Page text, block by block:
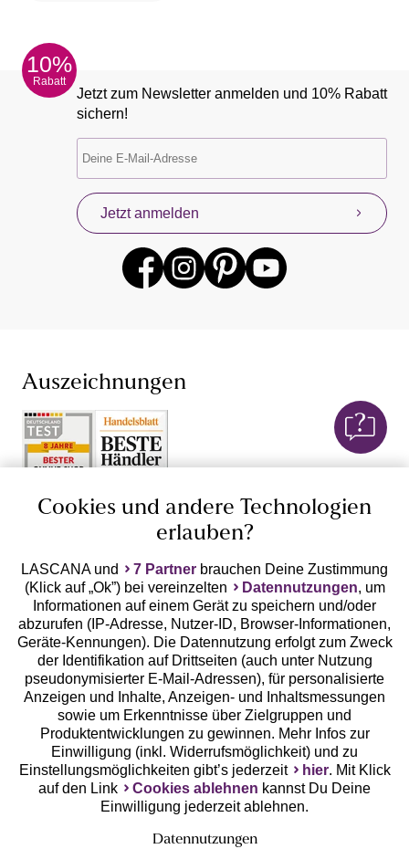
10%
Rabatt
Jetzt zum Newsletter anmelden und 10% Rabatt
sichern!
Jetzt anmelden
Auszeichnungen
Unsere Apps
Cookies und andere Technologien
erlauben?
LASCANA und 7 Partner brauchen Deine Zustimmung
(Klick auf „Ok”) bei vereinzelten
Datennutzungen, um
Informationen auf einem Gerät zu speichern und/oder
abzurufen (IP-Adresse, Nutzer-ID, Browser-Informationen,
Geräte-Kennungen). Die Datennutzung erfolgt zum Zweck
der Identifikation auf Drittseiten (auch unter Nutzung
pseudonymisierter E-Mail-Adressen), für personalisierte
Anzeigen und Inhalte, Anzeigen- und Inhaltsmessungen
sowie um Erkenntnisse über Zielgruppen und
Produktentwicklungen zu gewinnen. Mehr Infos zur
Einwilligung (inkl. Widerrufsmöglichkeit) und zu
Einstellungsmöglichkeiten gibt’s jederzeit
hier. Mit Klick
auf den Link
Cookies ablehnen kannst Du Deine
Einwilligung jederzeit ablehnen.
Datennutzungen